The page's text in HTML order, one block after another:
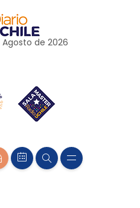
Agosto de 2026